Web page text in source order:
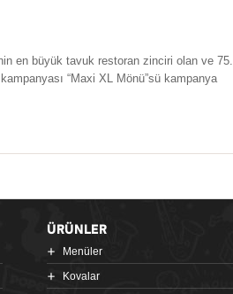
en büyük tavuk restoran zinciri olan ve 75.
“Maxi XL Mönü”sü kampanya
ÜRÜNLER
Menüler
Kovalar